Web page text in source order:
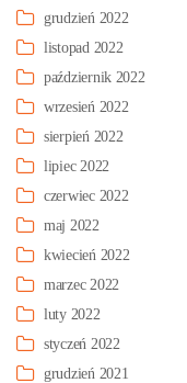
grudzień 2022
listopad 2022
październik 2022
wrzesień 2022
sierpień 2022
lipiec 2022
czerwiec 2022
maj 2022
kwiecień 2022
marzec 2022
luty 2022
styczeń 2022
grudzień 2021